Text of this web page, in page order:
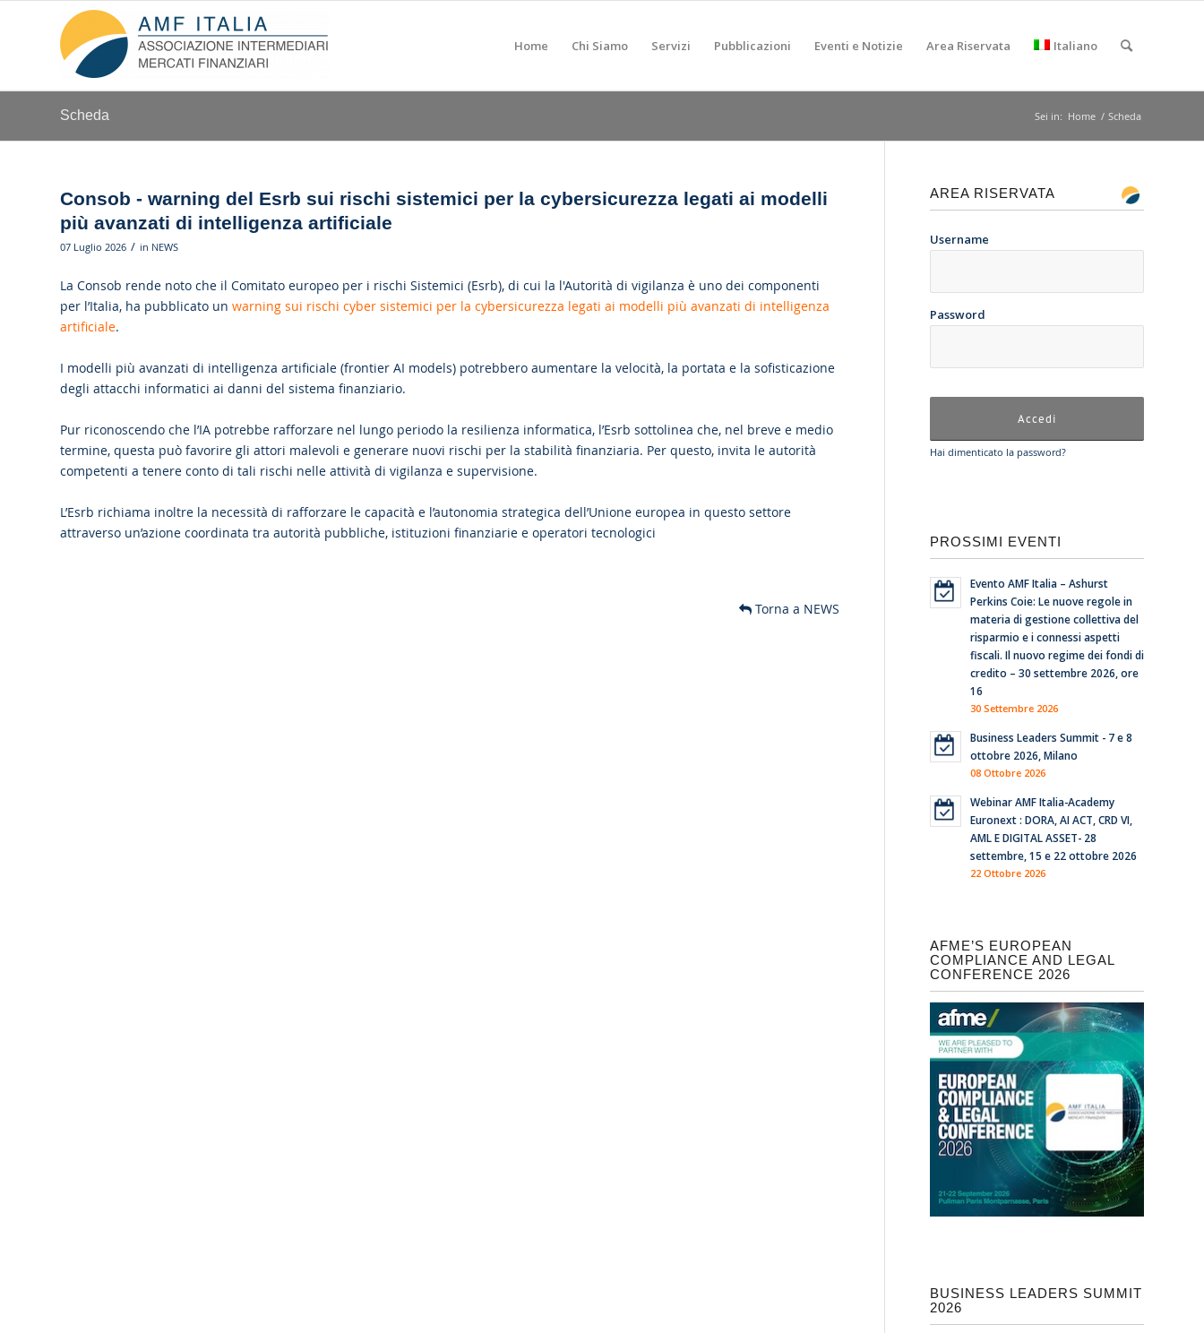
Home Chi Siamo Servizi Pubblicazioni Eventi e Notizie Area Riservata Italiano
Scheda Sei in: Home / Scheda
Consob - warning del Esrb sui rischi sistemici per la cybersicurezza legati ai modelli
più avanzati di intelligenza artificiale
07 Luglio 2026 / in NEWS
La Consob rende noto che il Comitato europeo per i rischi Sistemici (Esrb), di cui la l'Autorità di vigilanza è uno dei componenti
per l’Italia, ha pubblicato un warning sui rischi cyber sistemici per la cybersicurezza legati ai modelli più avanzati di intelligenza
artificiale.
I modelli più avanzati di intelligenza artificiale (frontier AI models) potrebbero aumentare la velocità, la portata e la sofisticazione
degli attacchi informatici ai danni del sistema finanziario.
Pur riconoscendo che l’IA potrebbe rafforzare nel lungo periodo la resilienza informatica, l’Esrb sottolinea che, nel breve e medio
termine, questa può favorire gli attori malevoli e generare nuovi rischi per la stabilità finanziaria. Per questo, invita le autorità
competenti a tenere conto di tali rischi nelle attività di vigilanza e supervisione.
L’Esrb richiama inoltre la necessità di rafforzare le capacità e l’autonomia strategica dell’Unione europea in questo settore
attraverso un’azione coordinata tra autorità pubbliche, istituzioni finanziarie e operatori tecnologici
Torna a NEWS
AREA RISERVATA
Username
Password
Hai dimenticato la password?
PROSSIMI EVENTI
Evento AMF Italia – Ashurst
Perkins Coie: Le nuove regole in
materia di gestione collettiva del
risparmio e i connessi aspetti
fiscali. Il nuovo regime dei fondi di
credito – 30 settembre 2026, ore
16
30 Settembre 2026
Business Leaders Summit - 7 e 8
ottobre 2026, Milano
08 Ottobre 2026
Webinar AMF Italia-Academy
Euronext : DORA, AI ACT, CRD VI,
AML E DIGITAL ASSET- 28
settembre, 15 e 22 ottobre 2026
22 Ottobre 2026
AFME’S EUROPEAN
COMPLIANCE AND LEGAL
CONFERENCE 2026
BUSINESS LEADERS SUMMIT
2026